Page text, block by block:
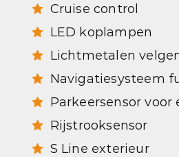
Cruise control
LED koplampen
Lichtmetalen
Navigatiesysteem
Parkeersensor voor
Rijstrooksensor
S Line exterieur